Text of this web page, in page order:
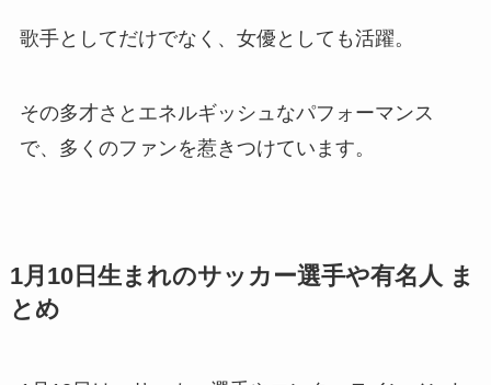
歌手としてだけでなく、女優としても活躍。
その多才さとエネルギッシュなパフォーマンス
で、多くのファンを惹きつけています。
1月10日生まれのサッカー選手や有名人 ま
とめ